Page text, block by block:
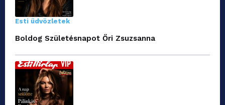
Esti üdvözletek
Boldog Születésnapot Őri Zsuzsanna